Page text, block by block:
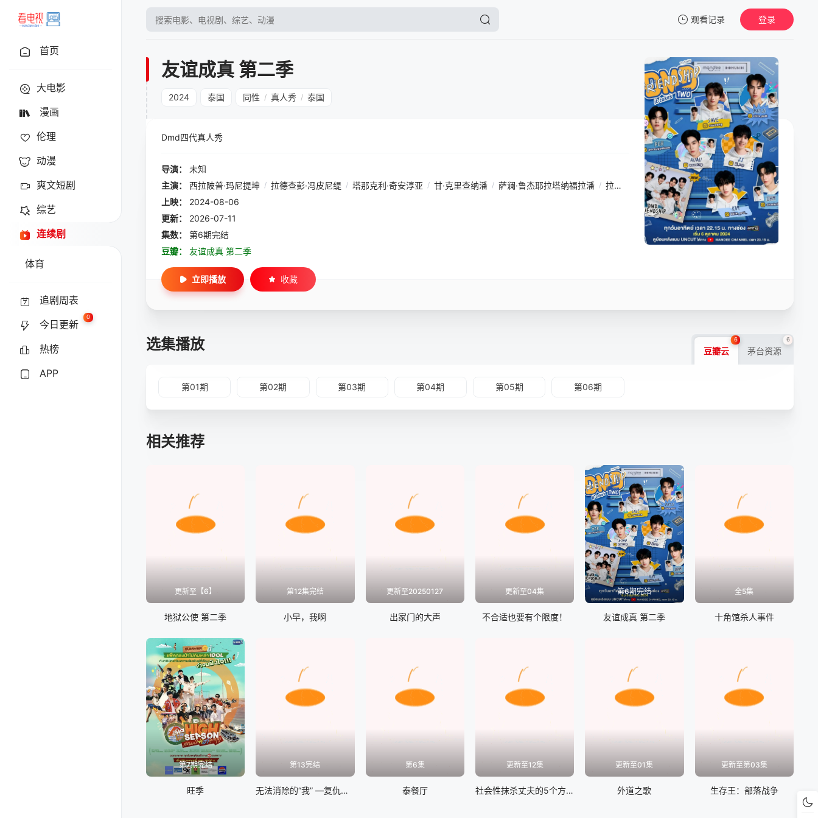
观看记录
暂无观看影片的记录
登录
首页
大电影
漫画
伦理
动漫
爽文短剧
综艺
连续剧
体育
追剧周表
今日更新
0
热榜
APP
友谊成真 第二季
2024 泰国 同性 / 真人秀 / 泰国
Dmd四代真人秀
导演：
未知
主演：
西拉陂普·玛尼提坤 / 拉德查彭·冯皮尼缇 / 塔那克利·奇安淳亚 / 甘·克里查纳潘 / 萨澜·鲁杰耶拉塔纳福拉潘 / 拉查蓬·阿诺玛契提 / 皮塔亚·萨丘安
Kim Pongsaton
上映：
2024-08-06
更新：
2026-07-11
集数：
第6期完结
豆瓣：
友谊成真 第二季
立即播放 收藏
选集播放 豆瓣云
6
茅台资源
6
第01期 第02期 第03期 第04期 第05期 第06期
相关推荐
更新至【6】
地狱公使 第二季
第12集完结
小早，我啊
更新至20250127
出家门的大声
更新至04集
不合适也要有个限度！
第6期完结
友谊成真 第二季
全5集
十角馆杀人事件
第7期完结
旺季
第13完结
无法消除的“我” ―复仇的连锁
第6集
泰餐厅
更新至12集
社会性抹杀丈夫的5个方法 第二季
更新至01集
外道之歌
更新至第03集
生存王：部落战争